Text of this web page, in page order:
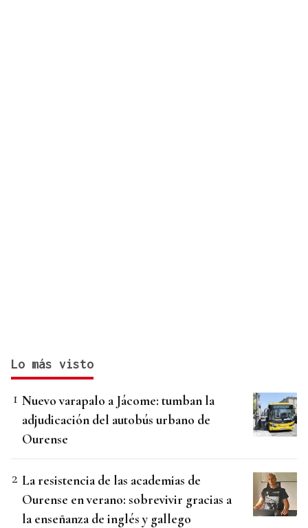
Lo más visto
Nuevo varapalo a Jácome: tumban la
adjudicación del autobús urbano de
Ourense
La resistencia de las academias de
Ourense en verano: sobrevivir gracias a
la enseñanza de inglés y gallego